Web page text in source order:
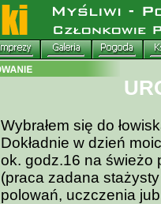
Wybrałem się do
Dokładnie w dzień
ok. godz.16 na świeżo
(praca zadana
polowań, uczczenia